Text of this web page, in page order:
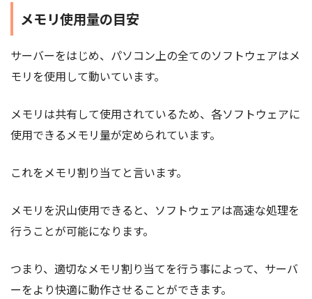
メモリ使用量の目安
サーバーをはじめ、パソコン上の全てのソフトウェアはメ
モリを使用して動いています。
メモリは共有して使用されているため、各ソフトウェアに
使用できるメモリ量が定められています。
これをメモリ割り当てと言います。
メモリを沢山使用できると、ソフトウェアは高速な処理を
行うことが可能になります。
つまり、適切なメモリ割り当てを行う事によって、サーバ
ーをより快適に動作させることができます。